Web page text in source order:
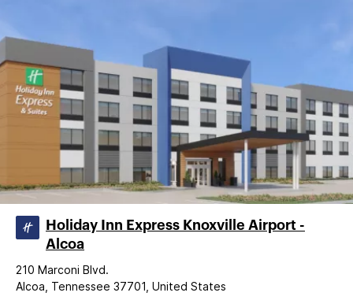
Holiday Inn Express Knoxville Airport -
Alcoa
210 Marconi Blvd.
Alcoa, Tennessee 37701, United States